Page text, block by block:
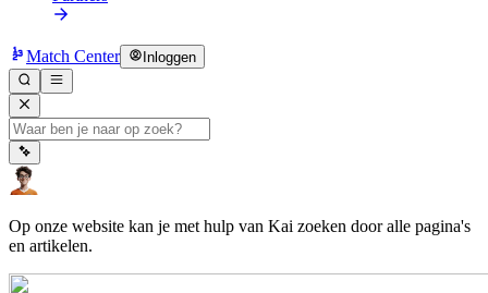
Match Center Inloggen
Op onze website kan je met hulp van Kai zoeken door alle pagina's
en artikelen.